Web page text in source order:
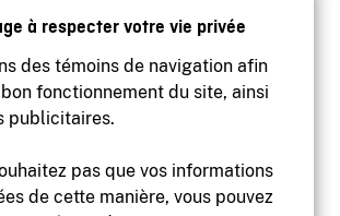
à respecter votre vie privée
des témoins de navigation afin
bon fonctionnement du site, ainsi
publicitaires.
pas que vos informations
de cette manière, vous pouvez